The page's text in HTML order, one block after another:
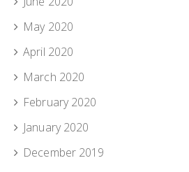
May 2020
April 2020
March 2020
February 2020
January 2020
December 2019